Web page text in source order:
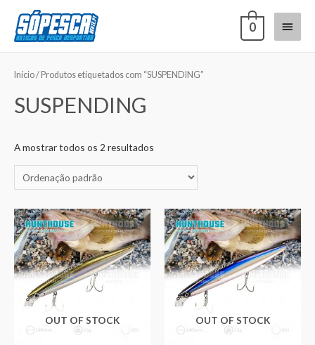
0
Início/ Produtos etiquetados com “SUSPENDING”
SUSPENDING
A mostrar todos os 2 resultados
OUT OF STOCK OUT OF STOCK